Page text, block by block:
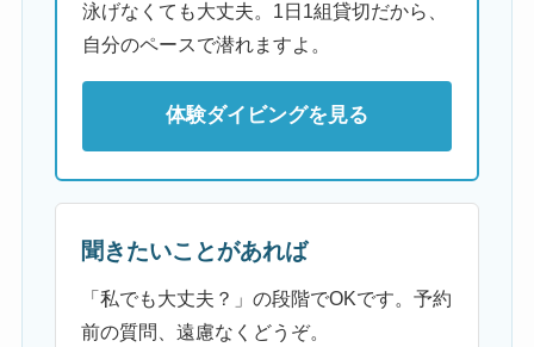
泳げなくても大丈夫。1日1組貸切だから、
自分のペースで潜れますよ。
体験ダイビングを見る
聞きたいことがあれば
「私でも大丈夫？」の段階でOKです。予約
前の質問、遠慮なくどうぞ。